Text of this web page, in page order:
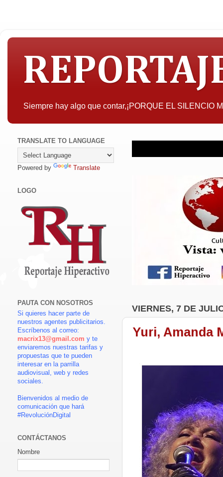
Siempre hay algo que contar,¡PORQUE EL SILENCIO
VIERNES, 7 DE
Yuri, Amanda
TRANSLATE TO LANGUAGE
Powered by Translate
LOGO
PAUTA CON NOSOTROS
Si quieres hacer parte de
nuestros agentes publicitarios.
Escríbenos al correo:
macrix13@gmail.com y te
enviaremos nuestras tarifas y
propuestas que te pueden
interesar en la parrilla
audiovisual, web y redes
sociales.
Bienvenidos al medio de
comunicación que hará
#RevoluciónDigital
CONTÁCTANOS
Nombre